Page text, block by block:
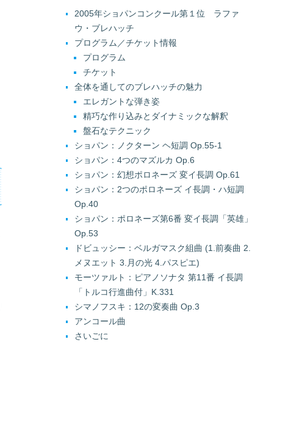
2005年ショパンコンクール第１位 ラファ
ウ・ブレハッチ
プログラム／チケット情報
プログラム
チケット
全体を通してのブレハッチの魅力
エレガントな弾き姿
精巧な作り込みとダイナミックな解釈
盤石なテクニック
ショパン：ノクターン ヘ短調 Op.55-1
ショパン：4つのマズルカ Op.6
ショパン：幻想ポロネーズ 変イ長調 Op.61
ショパン：2つのポロネーズ イ長調・ハ短調
Op.40
ショパン：ポロネーズ第6番 変イ長調「英雄」
Op.53
ドビュッシー：ベルガマスク組曲 (1.前奏曲 2.
メヌエット 3.月の光 4.パスピエ)
モーツァルト：ピアノソナタ 第11番 イ長調
「トルコ行進曲付」K.331
シマノフスキ：12の変奏曲 Op.3
アンコール曲
さいごに